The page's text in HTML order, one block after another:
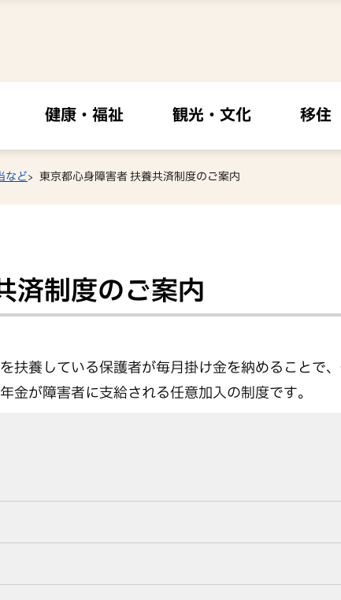
健康・福祉 観光・文化 移住
など 東京都心身障害者 扶養共済制度のご案内
済制度のご案内
扶養している保護者が毎月掛け金を納めることで
が障害者に支給される任意加入の制度です。